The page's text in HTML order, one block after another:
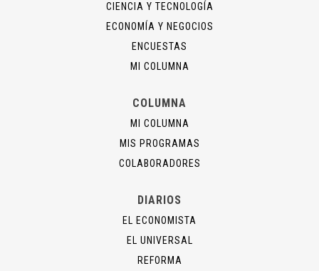
CIENCIA Y TECNOLOGÍA
ECONOMÍA Y NEGOCIOS
ENCUESTAS
MI COLUMNA
COLUMNA
MI COLUMNA
MIS PROGRAMAS
COLABORADORES
DIARIOS
EL ECONOMISTA
EL UNIVERSAL
REFORMA